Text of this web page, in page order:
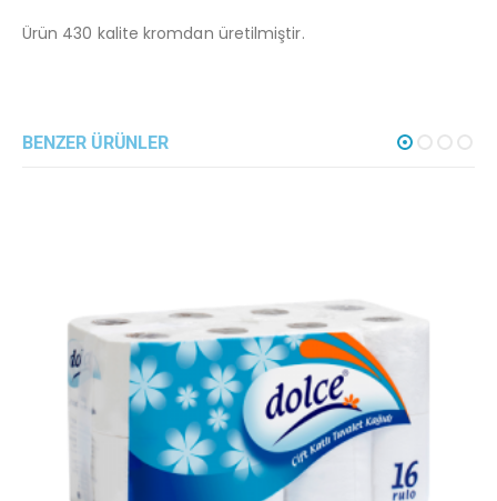
Ürün 430 kalite kromdan üretilmiştir.
BENZER ÜRÜNLER